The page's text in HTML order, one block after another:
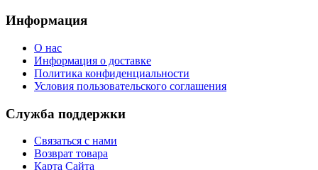
Информация
О нас
Информация о доставке
Политика конфиденциальности
Условия пользовательского соглашения
Служба поддержки
Связаться с нами
Возврат товара
Карта Сайта